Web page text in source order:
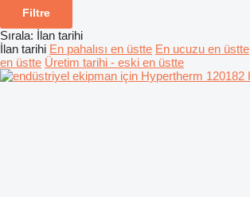
Filtre
Sırala: İlan tarihi
İlan tarihi En pahalısı en üstte En ucuzu en üstte
en üstte Üretim tarihi - eski en üstte